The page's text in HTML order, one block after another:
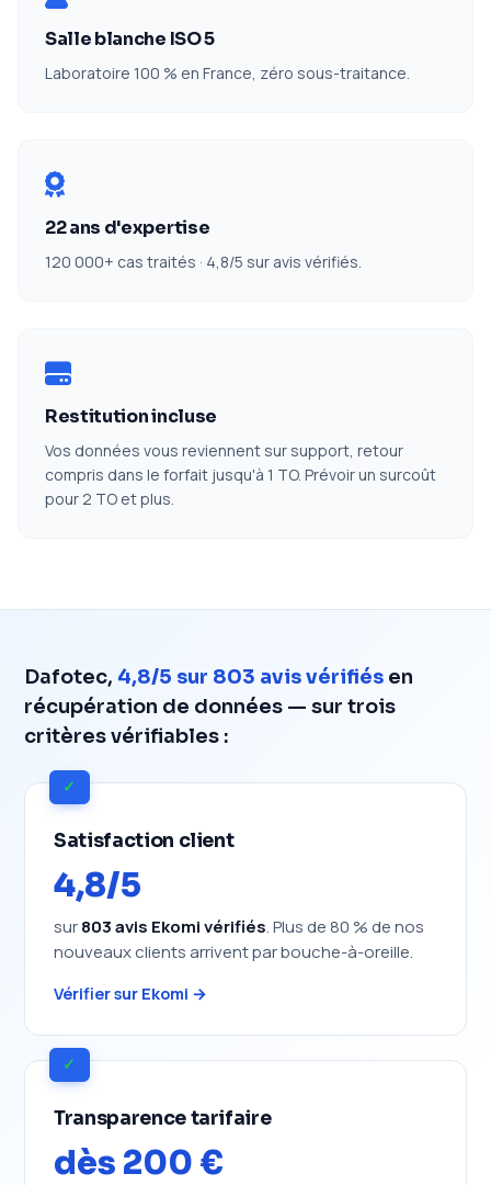
Salle blanche ISO 5
Laboratoire 100 % en France, zéro sous-traitance.
22 ans d'expertise
120 000+ cas traités · 4,8/5 sur avis vérifiés.
Restitution incluse
Vos données vous reviennent sur support, retour
compris dans le forfait jusqu'à 1 TO. Prévoir un surcoût
pour 2 TO et plus.
Dafotec, 4,8/5 sur 803 avis vérifiés en
récupération de données — sur trois
critères vérifiables :
✓
Satisfaction client
4,8/5
sur803 avis Ekomi vérifiés. Plus de 80 % de nos
nouveaux clients arrivent par bouche-à-oreille.
Vérifier sur Ekomi →
✓
Transparence tarifaire
dès 200 €